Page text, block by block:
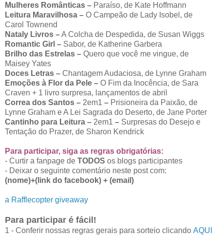
Mulheres Românticas – Paraíso, de Kate Hoffmann
Leitura Maravilhosa – O Campeão de Lady Isobel, de
Carol Townend
Nataly Livros –A Colcha de Despedida, de Susan Wiggs
Romantic Girl – Sabor, de Katherine Garbera
Brilho das Estrelas – Quero que você me vingue, de
Maisey Yates
Doces Letras – Chantagem Audaciosa, de Lynne Graham
Emoções à Flor da Pele – O Fim da Inocência, de Sara
Craven + 1 livro surpresa, lançamentos de abril
Correa dos Santos – 2em1 – Prisioneira da Paixão, de
Lynne Graham e A Lei Sagrada do Deserto, de Jane Porter
Cantinho para Leitura – 2em1 – Surpresas do Desejo e
Tentação do Prazer, de Sharon Kendrick
Para participar, siga as regras obrigatórias:
- Curtir a fanpage de TODOS os blogs participantes
- Deixar o seguinte comentário neste post com:
(nome)+(link do facebook) + (email)
a Rafflecopter giveaway
Para participar é fácil!
1 - Conferir nossas regras gerais para sorteio clicando AQUI